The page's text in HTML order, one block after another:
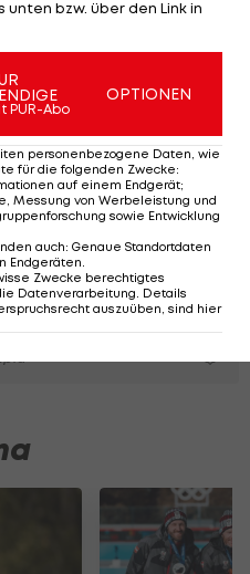
ihr landet Anna
in der
Schwede
Gold
später:
Silber für
& Co.
bzw. über den Link in
PUR-Abo
OPTIONEN
personenbezogene Daten, wie
für die folgenden Zwecke:
auf einem Endgerät;
Messung von Werbeleistung und
sowie Entwicklung
auch: Genaue Standortdaten
Endgeräten
Zwecke berechtigtes
Datenverarbeitung. Details
auszuüben, sind hier